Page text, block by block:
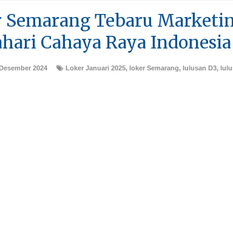
Semarang Tebaru
Cahaya Raya Indonesia
2024 Loker Januari 2025, loker Semarang, lulusan D3,